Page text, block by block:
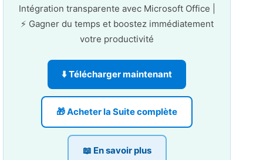
Intégration transparente avec Microsoft Office |
⚡ Gagner du temps et boostez immédiatement
votre productivité
⬇️ Télécharger maintenant
🎁 Acheter la Suite complète
📖 En savoir plus